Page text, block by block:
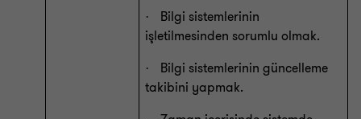
·
Bilgi sistemlerinin
işletilmesinden sorumlu olmak.
·
Bilgi sistemlerinin güncelleme
takibini yapmak.